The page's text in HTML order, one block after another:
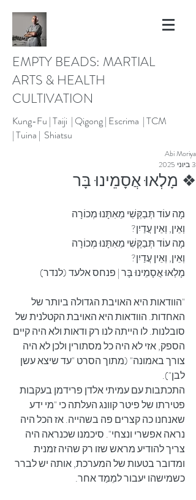
EMPTY BEADS: MARTIAL
ARTS & HEALTH
CULTIVATION
Kung-Fu |Taiji | Qigong | Escrima |TCM
|Tuina | Shiatsu
❖ מָלְאוּ אֲסָמֵינוּ בָּר
Abi Moriya
3 ביוני 2025
מָה עוֹד תְּבַקְּשִׁי מֵאִתָּנוּ מְכוֹרָה
וְאֵין, וְאֵין עֲדַיִן?
מָה עוֹד תְּבַקְּשִׁי מֵאִתָּנוּ מְכוֹרָה
וְאֵין, וְאֵין עֲדַיִן?
מָלְאוּ אֲסָמֵינוּ בָּר | פנחס אלעד (לנדר)
"הוודאות היא האויבת הגדולה ביותר של
האחדות. הוודאות היא האויבת הקטלנית של
סובלנות. לו הייתה לנו רק ודאות ולא היה קיים
הספק, אזי לא היה כל מסתורין ולכן לא היה
צורך באמונה" (מתוך הסרט "עד שיצא עשן
לבן").
התכתבות עם עמיתי אלדן פרידמן בעקבות
פטירתו של פיטר קוונג העלתה כי "מי ידע
שאנחנו כה קצרים פה בשהייה. אז הכל היה
נראה אפשרי ונצחי". סיכמנו שכנראה היה
צריך להודיע מראש שזו רק שהיה זמנית
ומדובר בטעות של המערכת, אותה יש לברר
כשמישהו יעבור למֵמַד אחר.